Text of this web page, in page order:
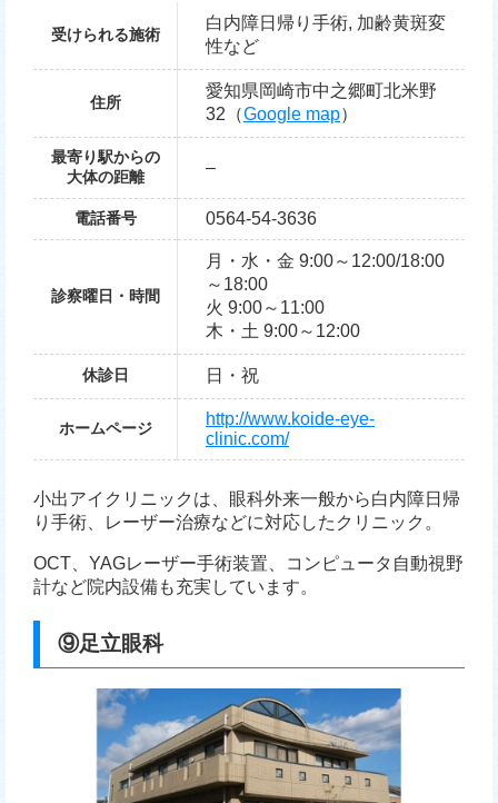
受けられる施術
白内障日帰り手術, 加齢黄斑変
性など
住所
愛知県岡崎市中之郷町北米野
32（Google map）
最寄り駅からの
大体の距離
–
電話番号 0564-54-3636
診察曜日・時間
月・水・金 9:00～12:00/18:00
～18:00
火 9:00～11:00
木・土 9:00～12:00
休診日 日・祝
ホームページ
http://www.koide-eye-
clinic.com/
小出アイクリニックは、眼科外来一般から白内障日帰
り手術、レーザー治療などに対応したクリニック。
OCT、YAGレーザー手術装置、コンピュータ自動視野
計など院内設備も充実しています。
⑨足立眼科